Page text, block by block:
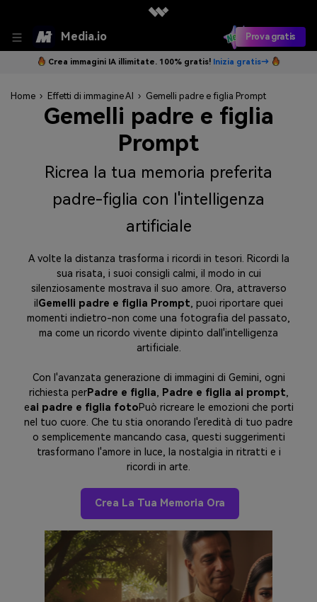
Media.io Prova gratis
Crea immagini IA illimitate. 100% gratis! Inizia gratis→
Home › Effetti di immagine AI › Gemelli padre e figlia Prompt
Gemelli padre e figlia
Prompt
Ricrea la tua memoria preferita
padre-figlia con l'intelligenza
artificiale
A volte la distanza trasforma i ricordi in tesori. Ricordi la
sua risata, i suoi consigli calmi, il modo in cui
silenziosamente mostrava il suo amore. Ora, attraverso
il Gemelli padre e figlia Prompt, puoi riportare quei
momenti indietro-non come una fotografia del passato,
ma come un ricordo vivente dipinto dall'intelligenza
artificiale.
Con l'avanzata generazione di immagini di Gemini, ogni
richiesta perPadre e figlia, Padre e figlia ai prompt,
eai padre e figlia fotoPuò ricreare le emozioni che porti
nel tuo cuore. Che tu stia onorando l'eredità di tuo padre
o semplicemente mancando casa, questi suggerimenti
trasformano l'amore in luce, la nostalgia in ritratti e i
ricordi in arte.
Crea La Tua Memoria Ora